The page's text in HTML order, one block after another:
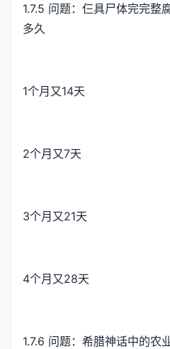
1.7.5 问题：仨具尸体完完整
多久
1个月又14天
2个月又7天
3个月又21天
4个月又28天
1.7.6 问题：希腊神话中的农